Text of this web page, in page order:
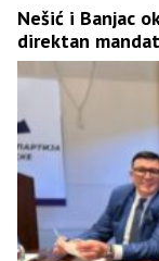
Nešić i Banjac
direktan mandat